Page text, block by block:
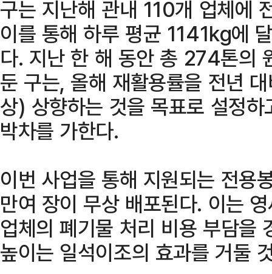
구는 지난해 관내 110개 업체에
이를 통해 하루 평균 1141kg에
다. 지난 한 해 동안 총 274톤의
둔 구는, 올해 재활용률을 전년
상) 상향하는 것을 목표로 설정
박차를 가한다.
이번 사업을 통해 지원되는 전
만여 장이 무상 배포된다. 이는
업체의 폐기물 처리 비용 부담을
높이는 일석이조의 효과를 거둘